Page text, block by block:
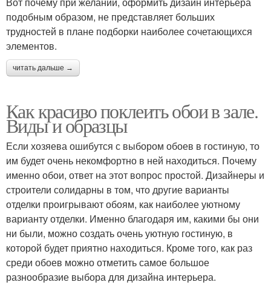
подобным образом, не представляет больших
трудностей в плане подборки наиболее сочетающихся
элементов.
читать дальше →
Как красиво поклеить обои в зале.
Виды и образцы
Если хозяева ошибутся с выбором обоев в гостиную, то
им будет очень некомфортно в ней находиться. Почему
именно обои, ответ на этот вопрос простой. Дизайнеры и
строители солидарны в том, что другие варианты
отделки проигрывают обоям, как наиболее уютному
варианту отделки. Именно благодаря им, какими бы они
ни были, можно создать очень уютную гостиную, в
которой будет приятно находиться. Кроме того, как раз
среди обоев можно отметить самое большое
разнообразие выбора для дизайна интерьера.